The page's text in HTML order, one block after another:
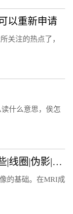
以重新申请
关注的热点了，
什么意思，俟怎
做好MRI并行采集，你得知道这些|线圈|伪影|图像|因子|
的基础。在MRI成